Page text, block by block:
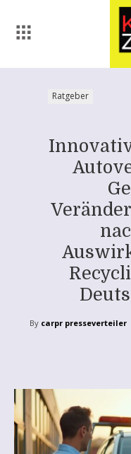
Ratgeber
By carpr presseverteiler